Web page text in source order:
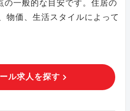
一般的な目安です。住居の
物価、生活スタイルによって
ル求人を探す